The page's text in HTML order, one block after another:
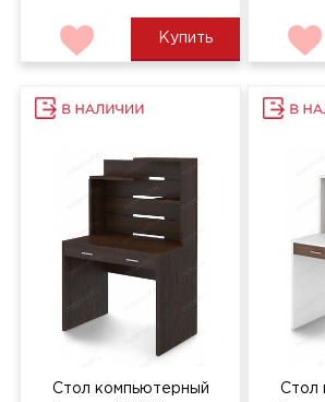
Купить
Стол компьютерный
Стол